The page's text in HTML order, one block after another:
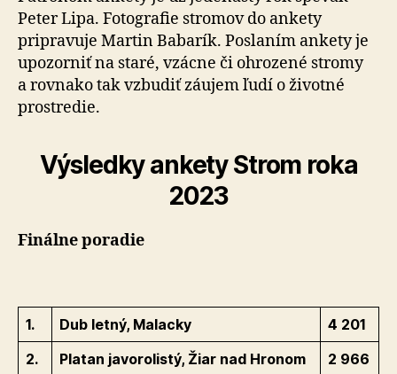
Peter Lipa. Fotografie stromov do ankety
pripravuje Martin Babarík. Poslaním ankety je
upozorniť na staré, vzácne či ohrozené stromy
a rovnako tak vzbudiť záujem ľudí o životné
prostredie.
Výsledky ankety Strom roka
2023
Finálne poradie
1. Dub letný, Malacky
4 201
2.
Platan javorolistý, Žiar nad Hronom 2 966